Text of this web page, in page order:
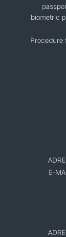
biometric
Procedure
E-